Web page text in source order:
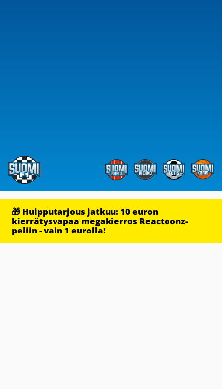
🎁 Huipputarjous jatkuu: 10 euron
kierrätysvapaa megakierros Reactoonz-
peliin - vain 1 eurolla!